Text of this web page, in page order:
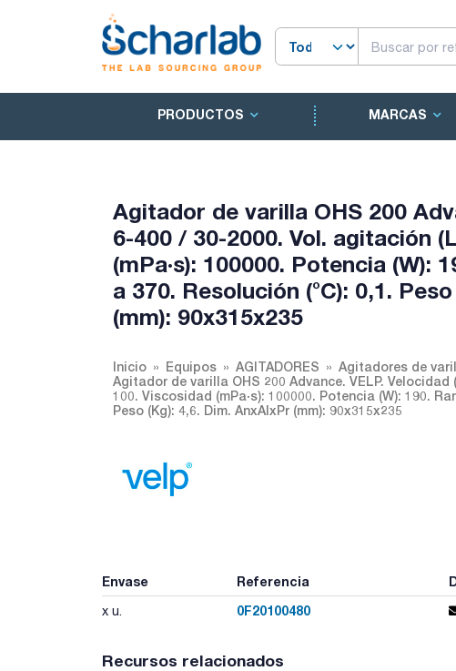
PRODUCTOS MARCAS
Agitador de varilla OHS 200
6-400 / 30-2000. Vol. agitación
(mPa·s): 100000. Potencia (W):
a 370. Resolución (°C): 0,1.
(mm): 90x315x235
Inicio Equipos AGITADORES
Agitadores de
Agitador de varilla OHS 200 Advance. VELP.
100. Viscosidad (mPa·s): 100000. Potencia (W): 190.
Peso (Kg): 4,6. Dim. AnxAlxPr (mm): 90x315x235
Envase Referencia
x u. 0F20100480
Recursos relacionados